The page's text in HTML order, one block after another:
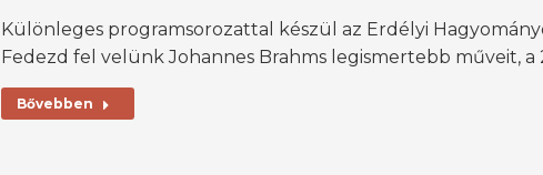
Különleges programsorozattal készül az Erdélyi
Fedezd fel velünk Johannes Brahms legismertebb műveit, a
Bővebben